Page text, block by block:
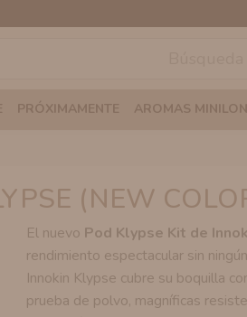
PRÓXIMAMENTE AROMAS
(NEW
El nuevo Pod Klypse Kit de
rendimiento espectacular sin
Innokin Klypse cubre su boquilla
prueba de polvo, magníficas